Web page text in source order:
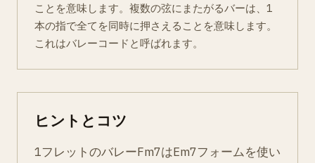
ことを意味します。複数の弦にまたがるバーは、1
本の指で全てを同時に押さえることを意味します。
これはバレーコードと呼ばれます。
ヒントとコツ
1フレットのバレーFm7はEm7フォームを使い